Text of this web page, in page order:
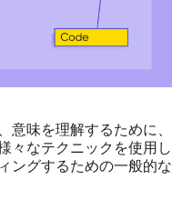
意味を理解するために、
々なテクニックを使用し
ングするための一般的な